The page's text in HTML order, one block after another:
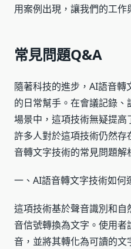
用案例出現，讓我們的工作
常見問題Q&A
隨著科技的進步，AI語音
的日常幫手。在會議記錄
場景中，這項技術無疑提高
許多人對於這項技術仍然
音轉文字技術的常見問題解
一、AI語音轉文字技術如何
這項技術基於聲音識別和
音信號轉換為文字。使用
音，並將其轉化為可讀的